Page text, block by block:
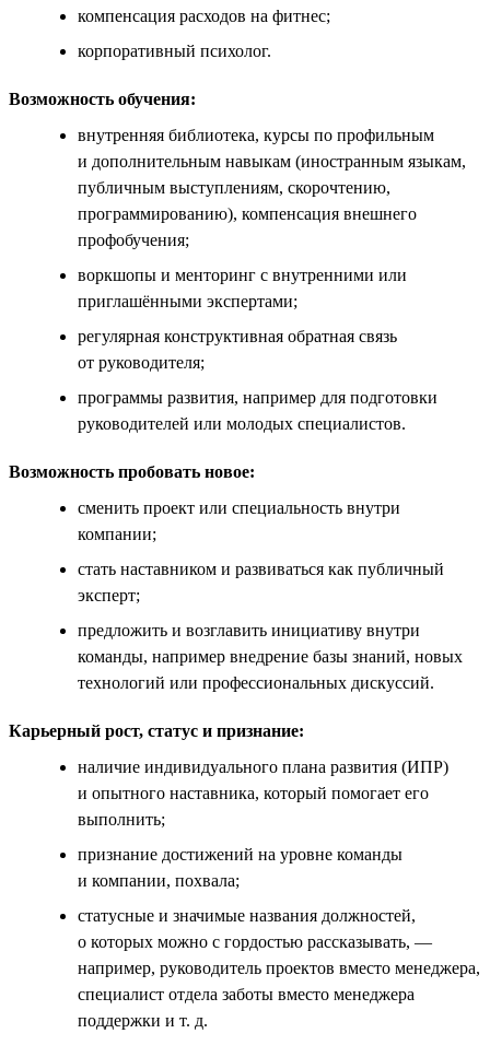
компенсация расходов на фитнес;
корпоративный психолог.
Возможность обучения:
внутренняя библиотека, курсы по профильным
и дополнительным навыкам (иностранным языкам,
публичным выступлениям, скорочтению,
программированию), компенсация внешнего
профобучения;
воркшопы и менторинг с внутренними или
приглашёнными экспертами;
регулярная конструктивная обратная связь
от руководителя;
программы развития, например для подготовки
руководителей или молодых специалистов.
Возможность пробовать новое:
сменить проект или специальность внутри
компании;
стать наставником и развиваться как публичный
эксперт;
предложить и возглавить инициативу внутри
команды, например внедрение базы знаний, новых
технологий или профессиональных дискуссий.
Карьерный рост, статус и признание:
наличие индивидуального плана развития (ИПР)
и опытного наставника, который помогает его
выполнить;
признание достижений на уровне команды
и компании, похвала;
статусные и значимые названия должностей,
о которых можно с гордостью рассказывать, —
например, руководитель проектов вместо менеджера,
специалист отдела заботы вместо менеджера
поддержки и т. д.